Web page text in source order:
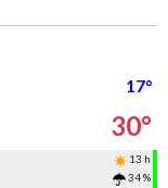
17°
30°
13 h
34 %